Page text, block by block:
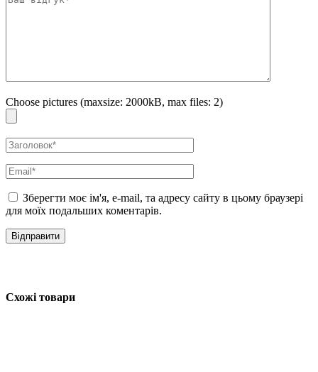
Choose pictures (maxsize: 2000kB, max files: 2)
Зберегти моє ім'я, e-mail, та адресу сайту в цьому браузері
для моїх подальших коментарів.
Схожі товари